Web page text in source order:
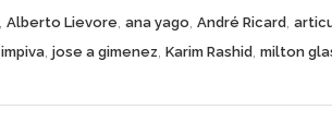
Alberto Lievore ana yago André Ricard
impiva jose a gimenez Karim Rashid milton